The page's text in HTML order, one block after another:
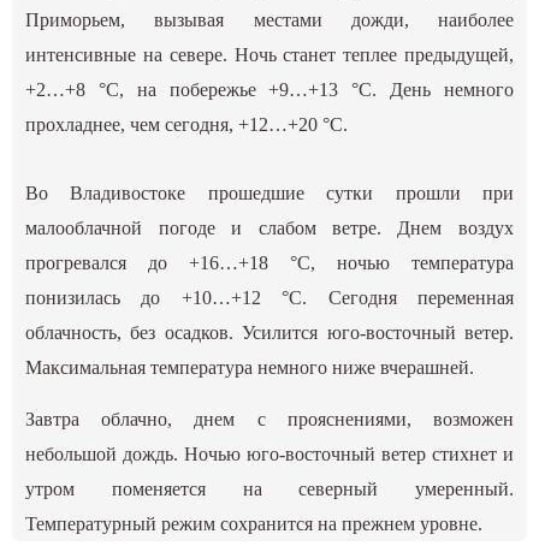
Приморьем, вызывая местами дожди, наиболее
интенсивные на севере. Ночь станет теплее предыдущей,
+2…+8 °С, на побережье +9…+13 °С. День немного
прохладнее, чем сегодня, +12…+20 °С.
Во Владивостоке прошедшие сутки прошли при
малооблачной погоде и слабом ветре. Днем воздух
прогревался до +16…+18 °С, ночью температура
понизилась до +10…+12 °С. Сегодня переменная
облачность, без осадков. Усилится юго-восточный ветер.
Максимальная температура немного ниже вчерашней.
Завтра облачно, днем с прояснениями, возможен
небольшой дождь. Ночью юго-восточный ветер стихнет и
утром поменяется на северный умеренный.
Температурный режим сохранится на прежнем уровне.